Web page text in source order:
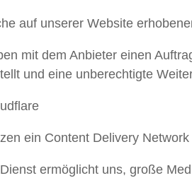
auf unserer Website
mit dem Anbieter einen
und eine unberechtigte
ein Content Delivery
ermöglicht uns, große